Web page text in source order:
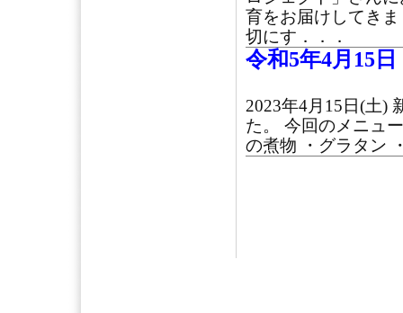
育をお届けしてき
切にす．．．
令和5年4月15
2023年4月15日(土)
た。 今回のメニュ
の煮物 ・グラタン